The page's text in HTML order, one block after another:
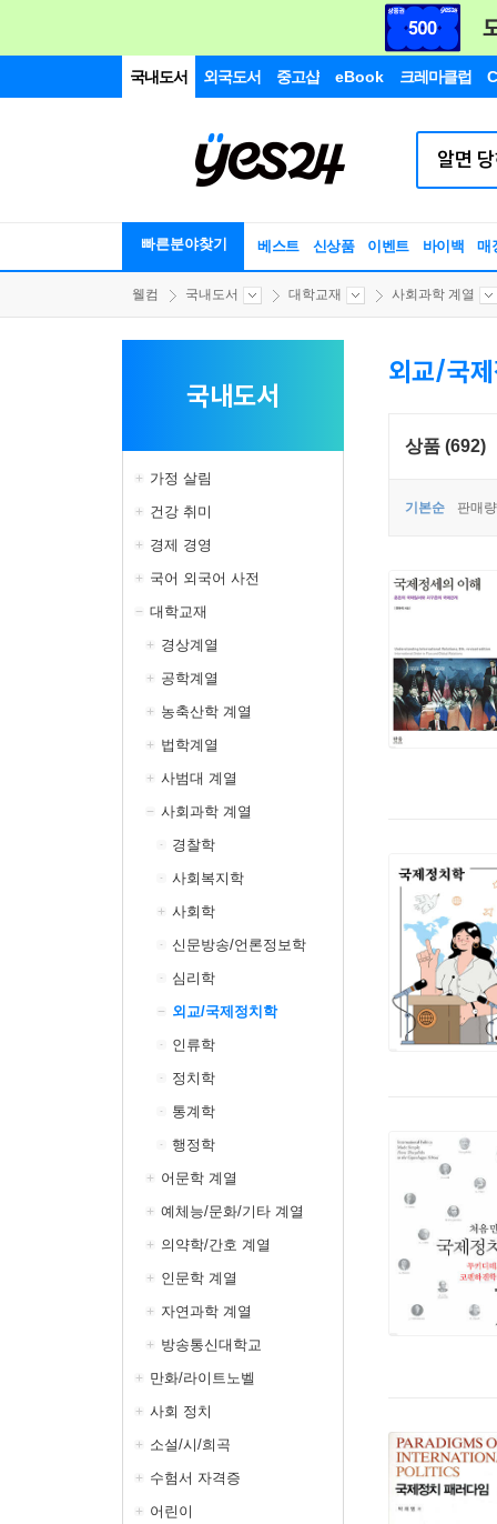
국내도서 외국도서 중고샵 eBook 크레마클럽
빠른분야찾기 베스트 신상품 이벤트 바이백 매
웰컴 국내도서 대학교재 사회과학 계열
국내도서
가정 살림
건강 취미
경제 경영
국어 외국어 사전
대학교재
경상계열
공학계열
농축산학 계열
법학계열
사범대 계열
사회과학 계열
경찰학
사회복지학
사회학
신문방송/언론정보학
심리학
외교/국제정치학
인류학
정치학
통계학
행정학
어문학 계열
예체능/문화/기타 계열
의약학/간호 계열
인문학 계열
자연과학 계열
방송통신대학교
만화/라이트노벨
사회 정치
소설/시/희곡
수험서 자격증
어린이
외교/국
상품 (692)
기본순 판매